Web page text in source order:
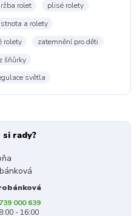
rolet
plisé rolety
a rolety
rolety
zatemnění pro děti
šňůrky
světla
rady?
000 639
- 16:00